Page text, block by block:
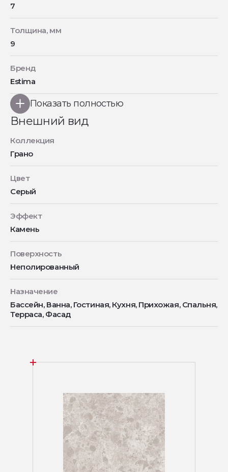
7
Толщина, мм
9
Бренд
Estima
Показать полностью
Внешний вид
Коллекция
Грано
Цвет
Серый
Эффект
Камень
Поверхность
Неполированный
Назначение
Бассейн, Ванна, Гостиная, Кухня, Прихожая, Спальня,
Терраса, Фасад